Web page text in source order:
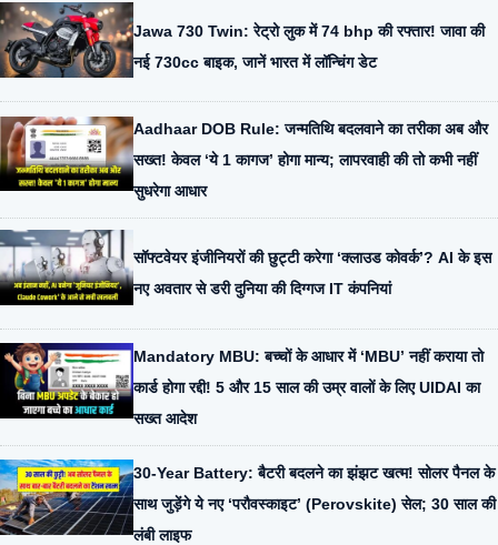
Jawa 730 Twin: रेट्रो लुक में 74 bhp की रफ्तार! जावा की
नई 730cc बाइक, जानें भारत में लॉन्चिंग डेट
Aadhaar DOB Rule: जन्मतिथि बदलवाने का तरीका अब और
सख्त! केवल ‘ये 1 कागज’ होगा मान्य; लापरवाही की तो कभी नहीं
सुधरेगा आधार
सॉफ्टवेयर इंजीनियरों की छुट्टी करेगा ‘क्लाउड कोवर्क’? AI के इस
नए अवतार से डरी दुनिया की दिग्गज IT कंपनियां
Mandatory MBU: बच्चों के आधार में ‘MBU’ नहीं कराया तो
कार्ड होगा रद्दी! 5 और 15 साल की उम्र वालों के लिए UIDAI का
सख्त आदेश
30-Year Battery: बैटरी बदलने का झंझट खत्म! सोलर पैनल के
साथ जुड़ेंगे ये नए ‘परौवस्काइट’ (Perovskite) सेल; 30 साल की
लंबी लाइफ